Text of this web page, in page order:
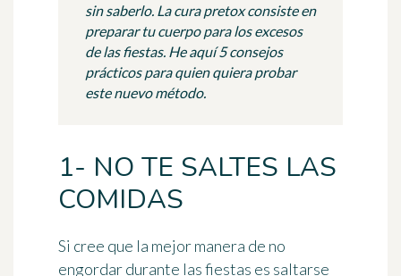
sin saberlo. La cura pretox consiste en
preparar tu cuerpo para los excesos
de las fiestas. He aquí 5 consejos
prácticos para quien quiera probar
este nuevo método.
1- NO TE SALTES LAS
COMIDAS
Si cree que la mejor manera de no
engordar durante las fiestas es saltarse